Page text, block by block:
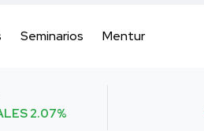
Seminarios Mentur
2.07%